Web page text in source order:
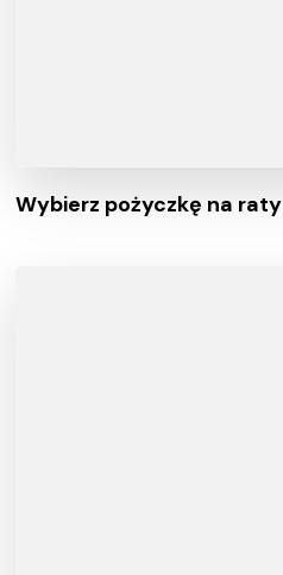
Wybierz pożyczkę na raty